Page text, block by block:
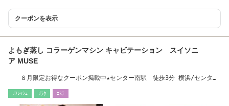
クーポンを表示
よもぎ蒸し コラーゲンマシン キャビテーション スイソニ
ア MUSE
８月限定お得なクーポン掲載中★センター南駅 徒歩3分 横浜/センター
ﾘﾌﾚｯｼｭ ﾘﾗｸ ｴｽﾃ